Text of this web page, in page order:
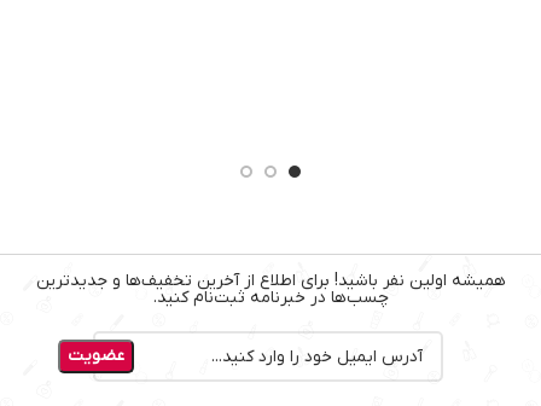
همیشه اولین نفر باشید! برای اطلاع از آخرین تخفیف‌ها و جدیدترین
چسب‌ها در خبرنامه ثبت‌نام کنید.